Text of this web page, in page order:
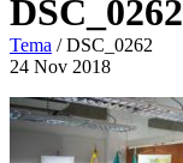
DSC_0262
Tema /DSC_0262
24 Nov 2018